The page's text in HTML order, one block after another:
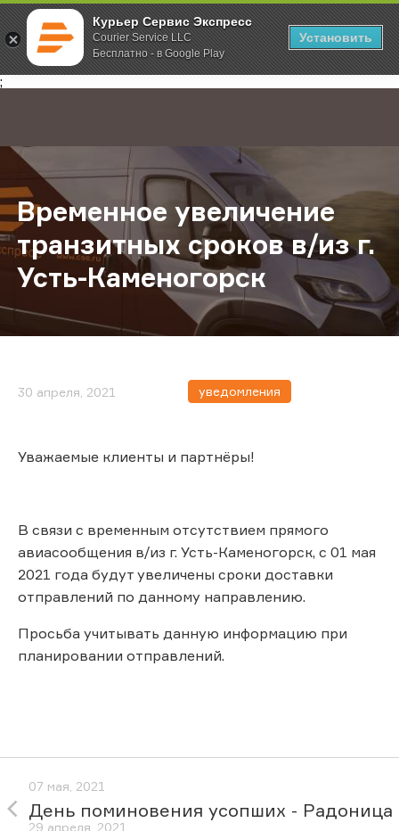
Курьер Сервис Экспресс
Courier Service LLC
Бесплатно - в Google Play
Установить
;
Главная О компании Новости Временное увеличение
Временное увеличение
транзитных сроков в/из г.
Усть-Каменогорск
30 апреля, 2021 уведомления
Уважаемые клиенты и партнёры!
В связи с временным отсутствием прямого
авиасообщения в/из г. Усть-Каменогорск, с 01 мая
2021 года будут увеличены сроки доставки
отправлений по данному направлению.
Просьба учитывать данную информацию при
планировании отправлений.
07 мая, 2021
День поминовения усопших - Радоница
29 апреля, 2021